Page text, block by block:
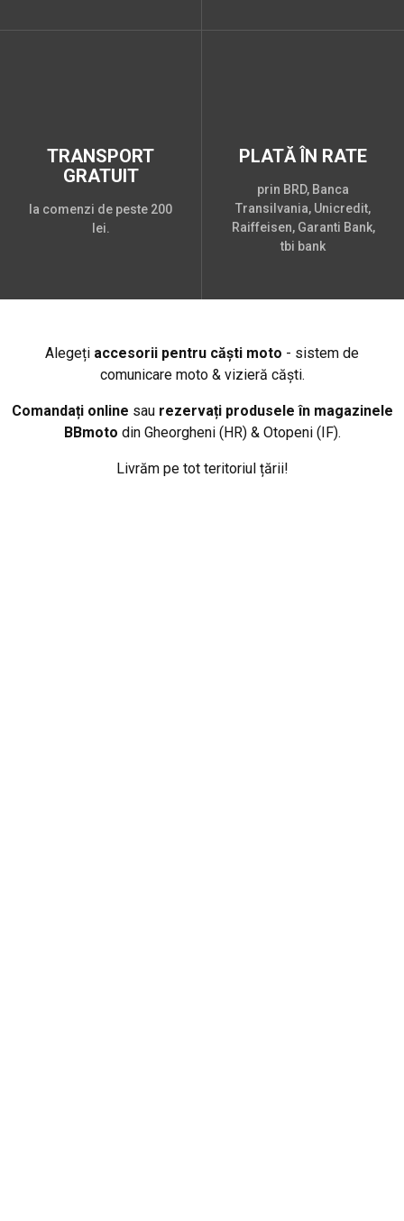
TRANSPORT
GRATUIT
la comenzi de peste 200
lei.
PLATĂ ÎN RATE
prin BRD, Banca
Transilvania, Unicredit,
Raiffeisen, Garanti Bank,
tbi bank
Alegeți accesorii pentru căști moto - sistem de
comunicare moto & vizieră căști.
Comandați online sau rezervați produsele în magazinele
BBmoto din Gheorgheni (HR) & Otopeni (IF).
Livrăm pe tot teritoriul țării!